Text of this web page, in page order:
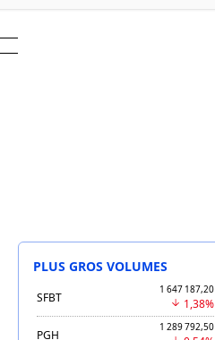
PLUS GROS VOLUMES
SFBT
1 647 187,20
1,38%
PGH
1 289 792,50